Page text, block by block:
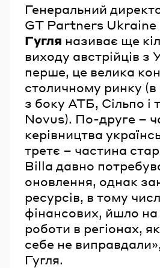
Генеральний
GT Partners Ukraine
Гугля називає ще
виходу австрійців з
перше, це велика
столичному ринку
з боку АТБ, Сільпо і
Novus). По-друге –
керівництва
третє – частина
Billa давно
оновлення, однак
ресурсів, в тому
фінансових, йшло на
роботи в регіонах,
себе не
Гугля.